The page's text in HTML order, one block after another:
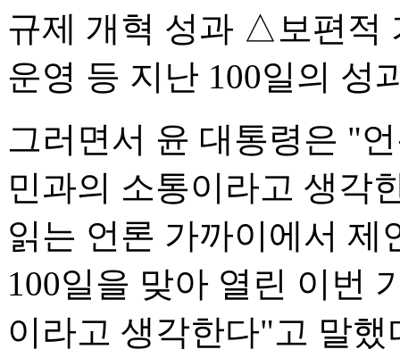
규제 개혁 성과 △보편적
운영 등 지난 100일의 성
그러면서 윤 대통령은 "
민과의 소통이라고 생각
읽는 언론 가까이에서 제
100일을 맞아 열린 이번
이라고 생각한다"고 말했